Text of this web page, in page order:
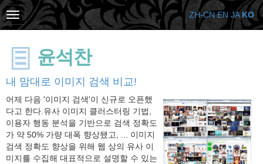
윤석찬
내 맘대로 이미지 검색 비교!
어제 다음 '이미지 검색'이 신규로 오픈했
다고 한다.유사 이미지 클러스터링 기법,
이용자 행동 분석을 기반으로 검색 정확도
가 약 50% 가량 대폭 향상됐고, ... 이미지
검색 정확도 향상을 위해 웹 상의 유사 이
미지를 수집해 대표적으로 설명할 수 있는
ZH-CN EN JA KO